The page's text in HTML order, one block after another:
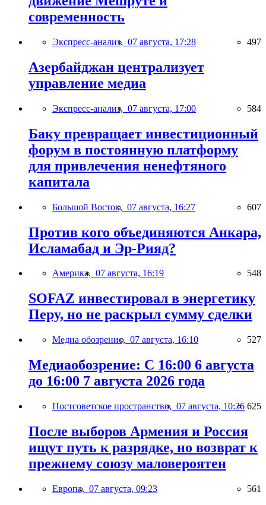
современность
Экспресс-анализ, 07 августа, 17:28 497
Азербайджан централизует
управление медиа
Экспресс-анализ, 07 августа, 17:00 584
Баку превращает инвестиционный
форум в постоянную платформу
для привлечения ненефтяного
капитала
Большой Восток, 07 августа, 16:27 607
Против кого объединяются Анкара,
Исламабад и Эр-Рияд?
Америка, 07 августа, 16:19 548
SOFAZ инвестировал в энергетику
Перу, но не раскрыл сумму сделки
Медиа обозрение, 07 августа, 16:10 527
Медиаобозрение: С 16:00 6 августа
до 16:00 7 августа 2026 года
Постсоветское пространство, 07 августа, 10:26 625
После выборов Армения и Россия
ищут путь к разрядке, но возврат к
прежнему союзу маловероятен
Европа, 07 августа, 09:23 561